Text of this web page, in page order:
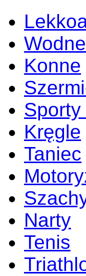
Wodne
Konne
Sporty
Kręgle
Taniec
Narty
Tenis